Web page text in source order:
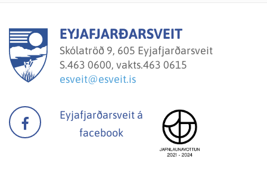
EYJAFJARÐARSVEIT
Skólatröð 9, 605 Eyjafjarðarsveit
S.463 0600, vakts.463 0615
esveit@esveit.is
Eyjafjarðarsveit á
facebook